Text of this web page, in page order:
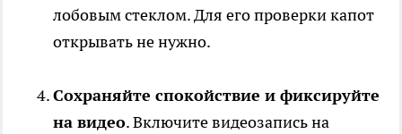
лобовым стеклом. Для его проверки капот
открывать не нужно.
Сохраняйте спокойствие и фиксируйте
на видео. Включите видеозапись на